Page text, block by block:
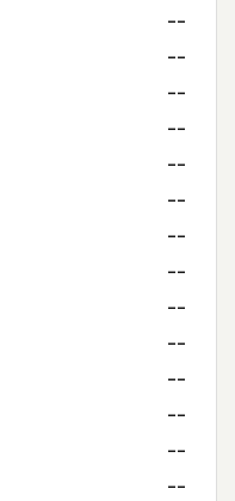
--
--
--
--
--
--
--
--
--
--
--
--
--
--